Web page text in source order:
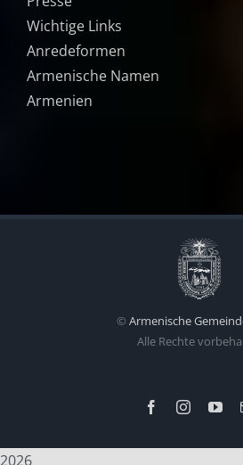
Wichtige Links
Anredeformen
Armenische Namen
Armenien
© Armenische
Alle Rechte
Facebook
2026